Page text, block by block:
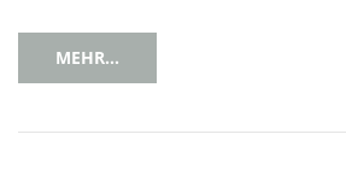
MEHR...